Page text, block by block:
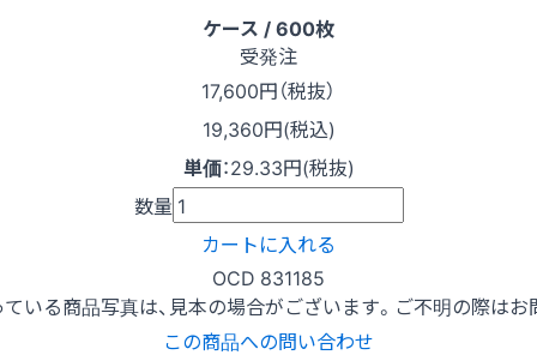
ケース / 600枚
受発注
17,600円（税抜）
19,360円(税込)
単価：29.33円(税抜)
数量
カートに入れる
OCD 831185
いる商品写真は、見本の場合がございます。ご不明の際はお
この商品への問い合わせ